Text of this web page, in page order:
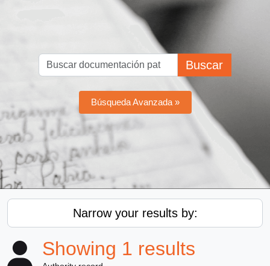
Buscar
Búsqueda Avanzada »
Narrow your results by:
Showing 1 results